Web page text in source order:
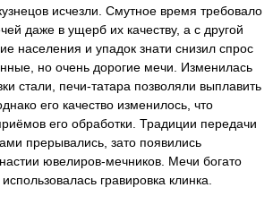
исчезли. Смутное время требовало
даже в ущерб их качеству, а с другой
населения и упадок знати снизил спрос
но очень дорогие мечи. Изменилась
стали, печи-татара позволяли выплавить
его качество изменилось, что
его обработки. Традиции передачи
прерывались, зато появились
ювелиров-мечников. Мечи богато
гравировка клинка.